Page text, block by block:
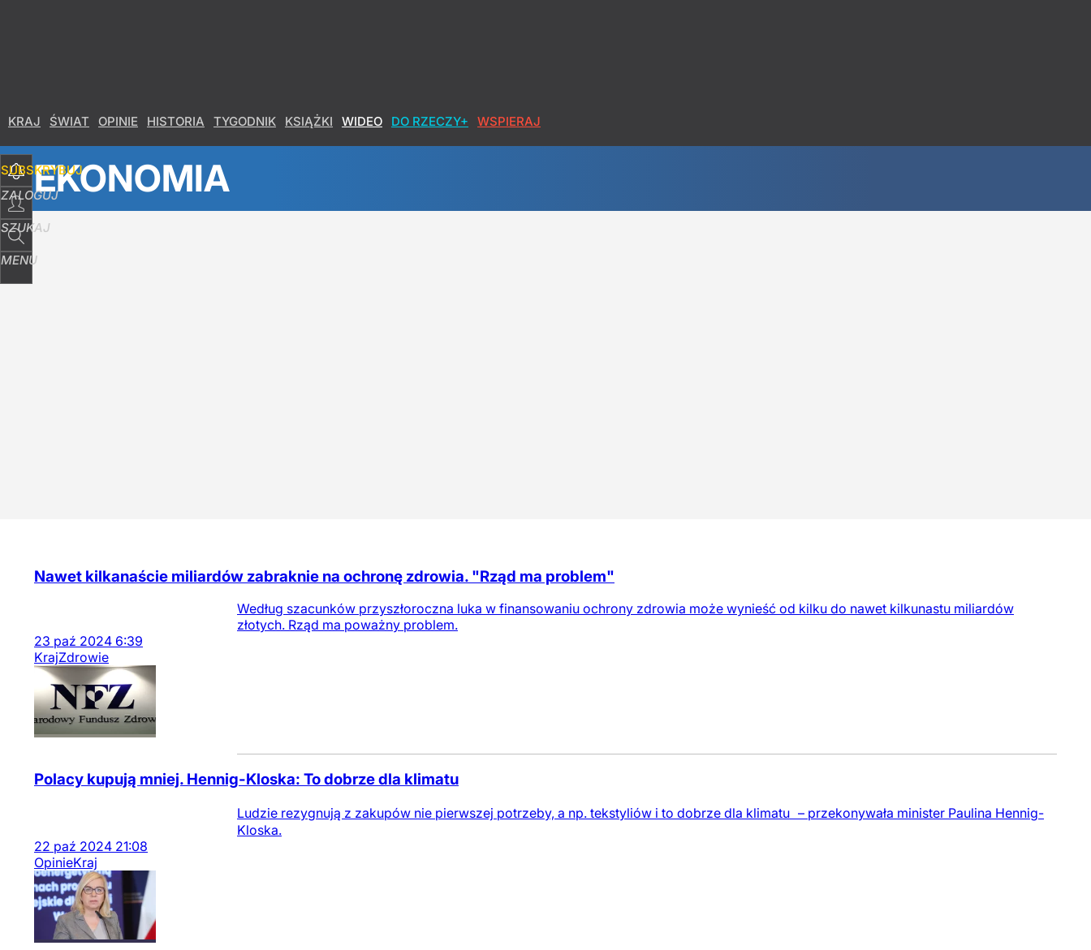
KRAJ ŚWIAT OPINIE HISTORIA TYGODNIK KSIĄŻKI WIDEO DO RZECZY+ WSPIERAJ
SUBSKRYBUJ
ZALOGUJ
SZUKAJ
MENU
EKONOMIA
Nawet kilkanaście miliardów zabraknie na ochronę zdrowia. "Rząd ma problem"
Według szacunków przyszłoroczna luka w finansowaniu ochrony zdrowia może wynieść od kilku do nawet kilkunastu miliardów
złotych. Rząd ma poważny problem.
23 paź 2024 6:39
KrajZdrowie
Polacy kupują mniej. Hennig-Kloska: To dobrze dla klimatu
Ludzie rezygnują z zakupów nie pierwszej potrzeby, a np. tekstyliów i to dobrze dla klimatu – przekonywała minister Paulina Hennig-
Kloska.
22 paź 2024 21:08
OpinieKraj